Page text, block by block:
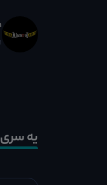
1 محصول فعال
یه